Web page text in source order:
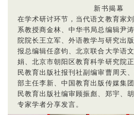
新书揭幕
在学术研讨环节，当代语文教育家
系教授商金林、中华书局总编辑尹
院院长王立军、外语教学与研究出
报总编辑任彦钧、北京联合大学语
娟、北京市朝阳区教育科学研究院
民教育出版社报刊社副编审曹周天
部主任李新、中国教育出版传媒集
民教育出版社编审顾振彪、郑宇、
专家学者分享发言。